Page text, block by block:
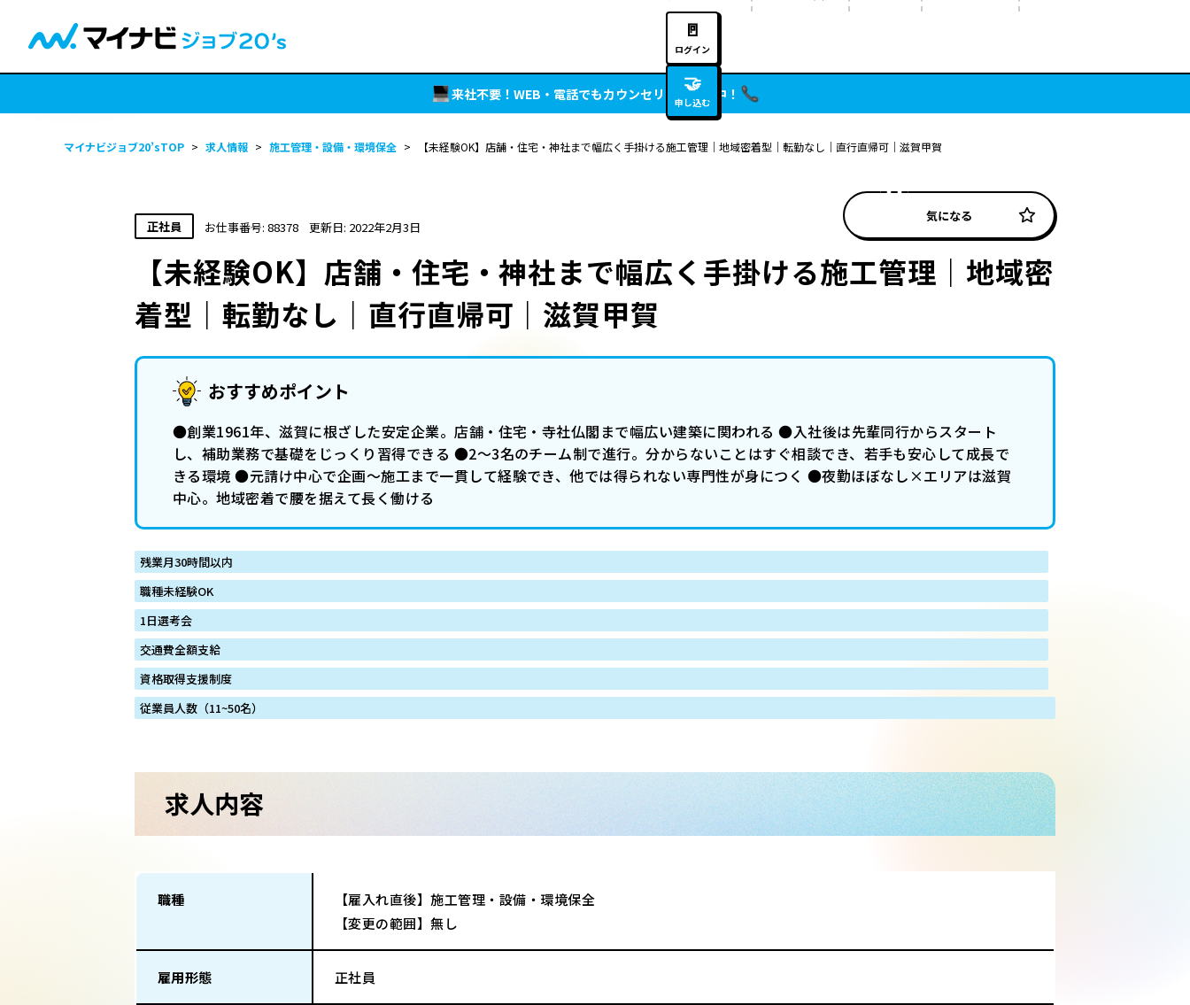
🚪
ログイン
🤝
申し込む
来社不要！WEB・電話でもカウンセリング実施中！
マイナビジョブ20’sTOP > 求人情報 > 施工管理・設備・環境保全 > 【未経験OK】店舗・住宅・神社まで幅広く手掛ける施工管理｜地域密着型｜転勤なし｜直行直帰可｜滋賀甲賀
正社員 お仕事番号: 88378 更新日: 2022年2月3日
気になる
【未経験OK】店舗・住宅・神社まで幅広く手掛ける施工管理｜地域密
着型｜転勤なし｜直行直帰可｜滋賀甲賀
おすすめポイント
●創業1961年、滋賀に根ざした安定企業。店舗・住宅・寺社仏閣まで幅広い建築に関われる ●入社後は先輩同行からスタート
し、補助業務で基礎をじっくり習得できる ●2〜3名のチーム制で進行。分からないことはすぐ相談でき、若手も安心して成長で
きる環境 ●元請け中心で企画〜施工まで一貫して経験でき、他では得られない専門性が身につく ●夜勤ほぼなし×エリアは滋賀
中心。地域密着で腰を据えて長く働ける
残業月30時間以内
職種未経験OK
1日選考会
交通費全額支給
資格取得支援制度
従業員人数（11~50名）
求人内容
職種
【雇入れ直後】施工管理・設備・環境保全
【変更の範囲】無し
雇用形態 正社員